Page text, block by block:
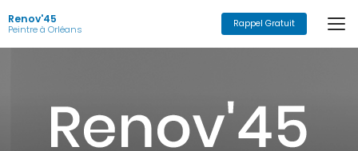
au
contenu
principal
Renov'45
Peintre à Orléans Rappel Gratuit